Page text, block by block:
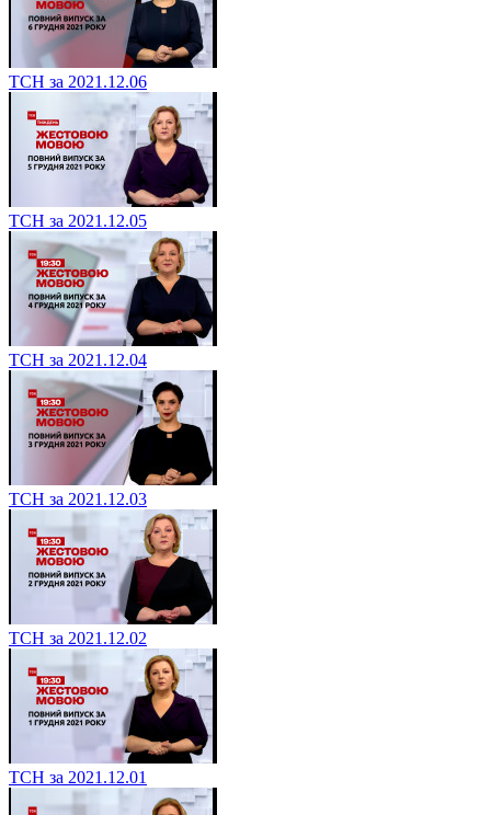
ТСН за 2021.12.06
ТСН за 2021.12.05
ТСН за 2021.12.04
ТСН за 2021.12.03
ТСН за 2021.12.02
ТСН за 2021.12.01